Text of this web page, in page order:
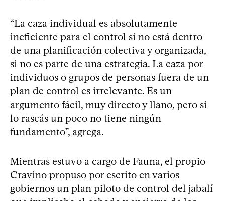
“La caza individual es absolutamente
ineficiente para el control si no está dentro
de una planificación colectiva y organizada,
si no es parte de una estrategia. La caza por
individuos o grupos de personas fuera de un
plan de control es irrelevante. Es un
argumento fácil, muy directo y llano, pero si
lo rascás un poco no tiene ningún
fundamento”, agrega.
Mientras estuvo a cargo de Fauna, el propio
Cravino propuso por escrito en varios
gobiernos un plan piloto de control del jabalí